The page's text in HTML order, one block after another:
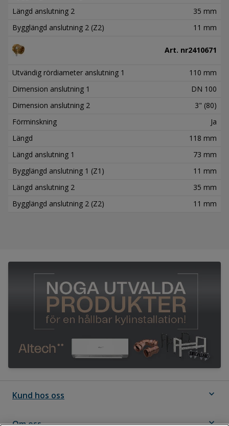
Längd anslutning 2
35 mm
Bygglängd anslutning 2 (Z2)
11 mm
Art. nr2410671
Utvändig rördiameter anslutning 1
110 mm
Dimension anslutning 1
DN 100
Dimension anslutning 2
3" (80)
Förminskning
Ja
Längd
118 mm
Längd anslutning 1
73 mm
Bygglängd anslutning 1 (Z1)
11 mm
Längd anslutning 2
35 mm
Bygglängd anslutning 2 (Z2)
11 mm
Kund hos oss expand_more
expand_more